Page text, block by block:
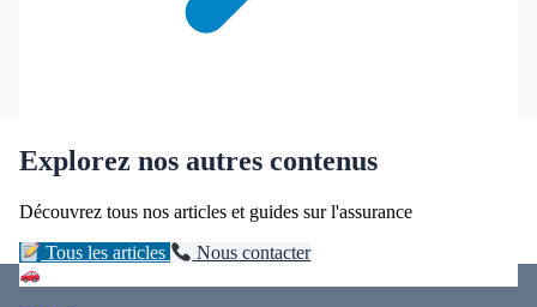
Explorez nos autres contenus
Découvrez tous nos articles et guides sur l'assurance
Tous les articles Nous contacter